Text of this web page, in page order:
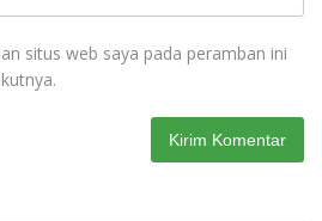
situs web saya pada peramban ini